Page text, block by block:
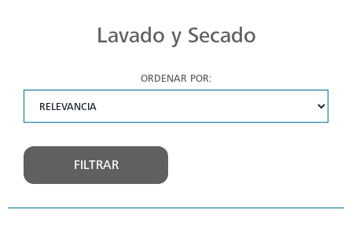
Lavado y Secado
ORDENAR POR:
FILTRAR